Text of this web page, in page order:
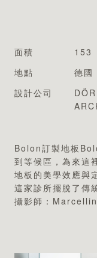
面積
153
地點
德國
設計公司
Bolon訂製地板
到等候區，為來這
地板的美學效應與
這家診所擺脫了傳